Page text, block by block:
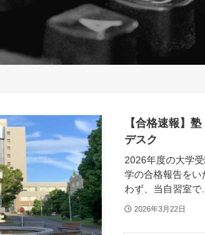
【合格速報】
デスク
2026年度の大学
学の合格報告をい
わず、当自習室で...
2026年3月22日